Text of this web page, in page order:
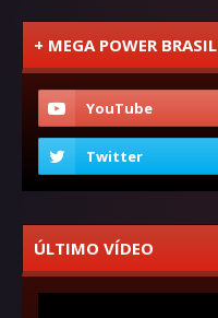
+ MEGA POWER BRASIL
ÚLTIMO VÍDEO